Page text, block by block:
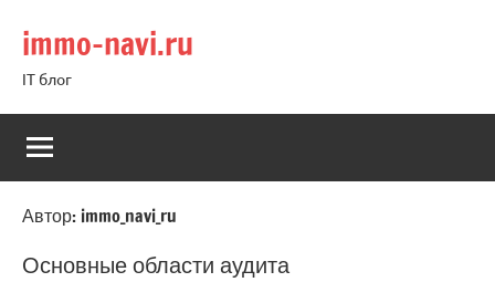
содержимому
immo-navi.ru
IT блог
Автор: immo_navi_ru
Основные области аудита